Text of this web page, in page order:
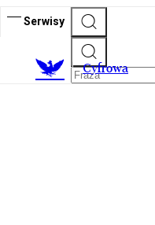
Serwisy
Cyfrowa